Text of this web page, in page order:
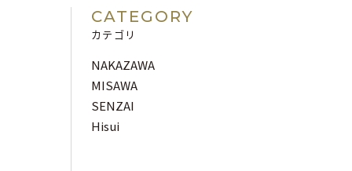
CATEGORY
カテゴリ
NAKAZAWA
MISAWA
SENZAI
Hisui